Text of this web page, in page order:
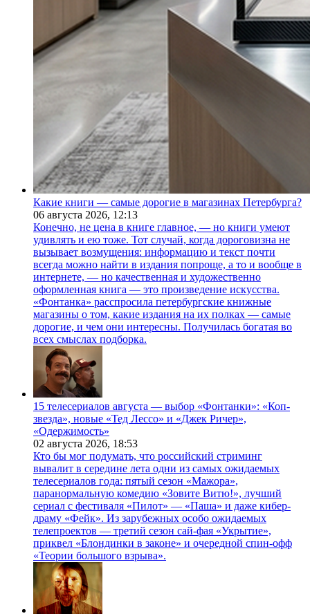
Какие книги — самые дорогие в магазинах Петербурга?
06 августа 2026, 12:13
Конечно, не цена в книге главное, — но книги умеют
удивлять и ею тоже. Тот случай, когда дороговизна не
вызывает возмущения: информацию и текст почти
всегда можно найти в издания попроще, а то и вообще в
интернете, — но качественная и художественно
оформленная книга — это произведение искусства.
«Фонтанка» расспросила петербургские книжные
магазины о том, какие издания на их полках — самые
дорогие, и чем они интересны. Получилась богатая во
всех смыслах подборка.
15 телесериалов августа — выбор «Фонтанки»: «Коп-
звезда», новые «Тед Лессо» и «Джек Ричер»,
«Одержимость»
02 августа 2026, 18:53
Кто бы мог подумать, что российский стриминг
вывалит в середине лета одни из самых ожидаемых
телесериалов года: пятый сезон «Мажора»,
паранормальную комедию «Зовите Витю!», лучший
сериал с фестиваля «Пилот» — «Паша» и даже кибер-
драму «Фейк». Из зарубежных особо ожидаемых
телепроектов — третий сезон сай-фая «Укрытие»,
приквел «Блондинки в законе» и очередной спин-офф
«Теории большого взрыва».